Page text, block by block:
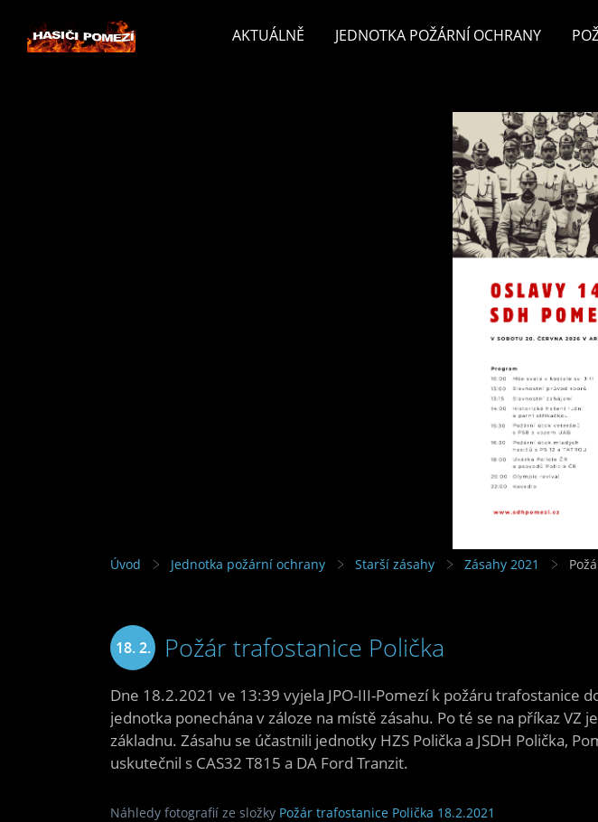
AKTUÁLNĚ JEDNOTKA POŽÁRNÍ OCHRANY
Úvod Jednotka požární ochrany Starší zásahy Zásahy 2021
18. 2.
2021
Požár trafostanice Polička
Dne 18.2.2021 ve 13:39 vyjela JPO-III-Pomezí k požáru trafostanice
jednotka ponechána v záloze na místě zásahu. Po té se na příkaz VZ
základnu. Zásahu se účastnili jednotky HZS Polička a JSDH Polička,
uskutečnil s CAS32 T815 a DA Ford Tranzit.
Náhledy fotografií ze složky Požár trafostanice Polička 18.2.2021